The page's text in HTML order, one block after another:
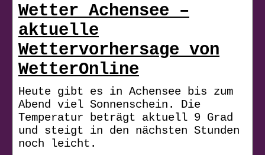
Wetter Achensee –
aktuelle
Wettervorhersage von
WetterOnline
Heute gibt es in Achensee bis zum
Abend viel Sonnenschein. Die
Temperatur beträgt aktuell 9 Grad
und steigt in den nächsten Stunden
noch leicht.